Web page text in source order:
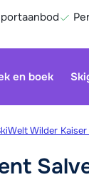
en boek
Wilder